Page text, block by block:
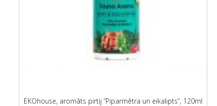
EKOhouse, aromāts pirtij “Piparmētra un eikalipts”, 120ml